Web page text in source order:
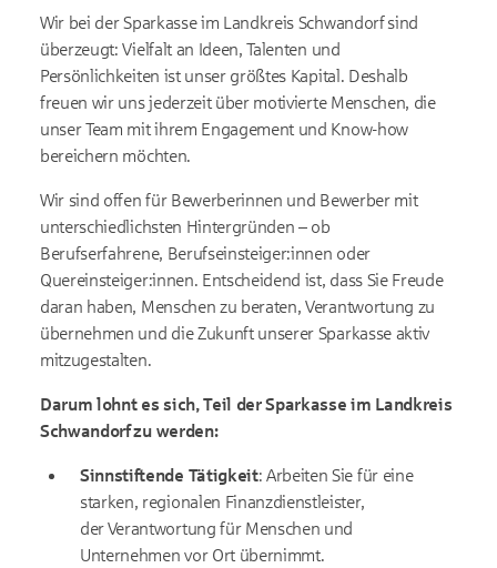
Wir bei der Sparkasse im Landkreis Schwandorf sind
überzeugt: Vielfalt an Ideen, Talenten und
Persönlichkeiten ist unser größtes Kapital. Deshalb
freuen wir uns jederzeit über motivierte Menschen, die
unser Team mit ihrem Engagement und Know-how
bereichern möchten.
Wir sind offen für Bewerberinnen und Bewerber mit
unterschiedlichsten Hintergründen – ob
Berufserfahrene, Berufseinsteiger:innen oder
Quereinsteiger:innen. Entscheidend ist, dass Sie Freude
daran haben, Menschen zu beraten, Verantwortung zu
übernehmen und die Zukunft unserer Sparkasse aktiv
mitzugestalten.
Darum lohnt es sich, Teil der Sparkasse im Landkreis
Schwandorf zu werden:
Sinnstiftende Tätigkeit: Arbeiten Sie für eine
starken, regionalen Finanzdienstleister,
der Verantwortung für Menschen und
Unternehmen vor Ort übernimmt.